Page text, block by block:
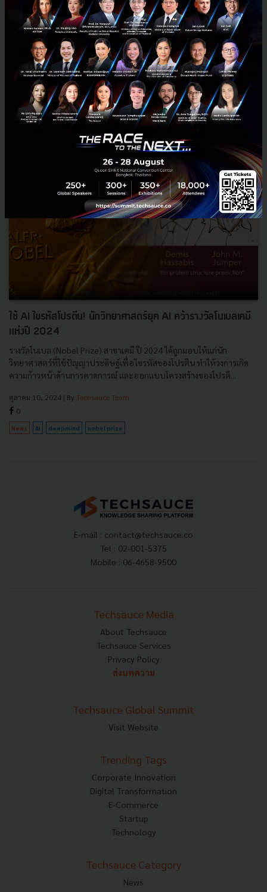
รักษามาลาเรียจากตำรายาจีนโบราณ
ย้อนหลับไปในยุคสมัยที่จีนกำลังวุ่นวายด้วยการปฏิวัติวัฒนธรรม นัก
วิทยาศาสตร์หญิงชื่อว่า Tu Youyou ได้เข้าร่วมภารกิจลับเพื่อค้นหาวิธีการ
รักษาโรคมาลาเรีย ซึ่งภารกิจนี้ไม่เพียงแต่ช่วยชี...
ตุลาคม 7, 2025| ByTechsauce Team
Saucy Thoughts จีน มาลาเรีย Tu Youyou ยารักษาโรค
ใช้ AI ไขรหัสโปรตีน! นักวิทยาศาสตร์ยุค AI คว้ารางวัลโนเบลเคมี
แห่งปี 2024
รางวัลโนเบล (Nobel Prize) สาขาเคมี ปี 2024 ได้ถูกมอบให้แก่นัก
วิทยาศาสตร์ที่ใช้ปัญญาประดิษฐ์เพื่อไขรหัสของโปรตีน ทำให้วงการเกิด
ความก้าวหน้าด้านการคาดการณ์ และออกแบบโครงสร้างของโปรตี...
ตุลาคม 10, 2024 | By Techsauce Team
0
News AI deepmind nobel prize
E-mail : contact@techsauce.co
Tel : 02-001-5375
Mobile : 06-4658-9500
Techsauce Media
About Techsauce
Techsauce Services
Privacy Policy
ส่งบทความ
Techsauce Global Summit
Visit Website
Trending Tags
Corporate Innovation
Digital Transformation
E-Commerce
Startup
Technology
Techsauce Category
News